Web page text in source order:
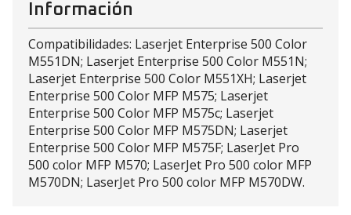
Información
Compatibilidades: Laserjet Enterprise 500 Color
M551DN; Laserjet Enterprise 500 Color M551N;
Laserjet Enterprise 500 Color M551XH; Laserjet
Enterprise 500 Color MFP M575; Laserjet
Enterprise 500 Color MFP M575c; Laserjet
Enterprise 500 Color MFP M575DN; Laserjet
Enterprise 500 Color MFP M575F; LaserJet Pro
500 color MFP M570; LaserJet Pro 500 color MFP
M570DN; LaserJet Pro 500 color MFP M570DW.